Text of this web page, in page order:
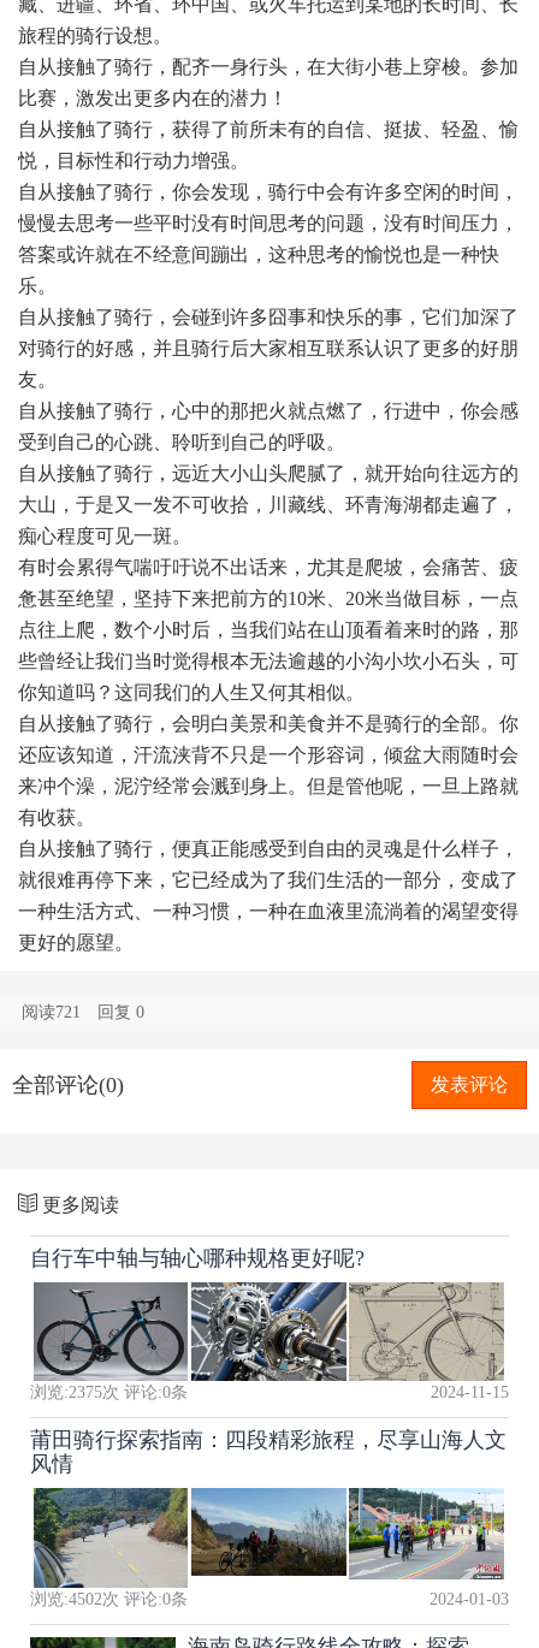
旅程的骑行设想。
自从接触了骑行，配齐一身行头，在大街小巷上穿梭。参加
比赛，激发出更多内在的潜力！
自从接触了骑行，获得了前所未有的自信、挺拔、轻盈、愉
悦，目标性和行动力增强。
自从接触了骑行，你会发现，骑行中会有许多空闲的时间，
慢慢去思考一些平时没有时间思考的问题，没有时间压力，
答案或许就在不经意间蹦出，这种思考的愉悦也是一种快
乐。
自从接触了骑行，会碰到许多囧事和快乐的事，它们加深了
对骑行的好感，并且骑行后大家相互联系认识了更多的好朋
友。
自从接触了骑行，心中的那把火就点燃了，行进中，你会感
受到自己的心跳、聆听到自己的呼吸。
自从接触了骑行，远近大小山头爬腻了，就开始向往远方的
大山，于是又一发不可收拾，川藏线、环青海湖都走遍了，
痴心程度可见一斑。
有时会累得气喘吁吁说不出话来，尤其是爬坡，会痛苦、疲
惫甚至绝望，坚持下来把前方的10米、20米当做目标，一点
点往上爬，数个小时后，当我们站在山顶看着来时的路，那
些曾经让我们当时觉得根本无法逾越的小沟小坎小石头，可
你知道吗？这同我们的人生又何其相似。
自从接触了骑行，会明白美景和美食并不是骑行的全部。你
还应该知道，汗流浃背不只是一个形容词，倾盆大雨随时会
来冲个澡，泥泞经常会溅到身上。但是管他呢，一旦上路就
有收获。
自从接触了骑行，便真正能感受到自由的灵魂是什么样子，
就很难再停下来，它已经成为了我们生活的一部分，变成了
一种生活方式、一种习惯，一种在血液里流淌着的渴望变得
更好的愿望。
阅读721 回复0
全部评论(0) 发表评论
更多阅读
自行车中轴与轴心哪种规格更好呢?
浏览:2375次 评论:0条 2024-11-15
莆田骑行探索指南：四段精彩旅程，尽享山海人文
风情
浏览:4502次 评论:0条 2024-01-03